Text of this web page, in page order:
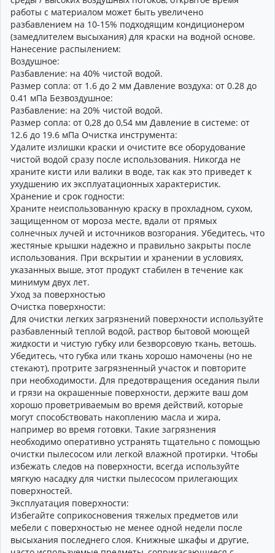
работы с материалом может быть увеличено
разбавлением на 10-15% подходящим кондиционером
(замедлителем высыхания) для краски на водной основе.
Нанесение распылением:
Воздушное:
Разбавление: на 40% чистой водой.
Размер сопла: от 1.6 до 2 мм Давление воздуха: от 0.28 до
0.41 мПа Безвоздушное:
Разбавление: на 20% чистой водой.
Размер сопла: от 0,28 до 0,54 мм Давление в системе: от
12.6 до 19.6 мПа Очистка инструмента:
Удалите излишки краски и очистите все оборудование
чистой водой сразу после использования. Никогда не
храните кисти или валики в воде, так как это приведет к
ухудшению их эксплуатационных характеристик.
Хранение и срок годности:
Храните неиспользованную краску в прохладном, сухом,
защищенном от мороза месте, вдали от прямых
солнечных лучей и источников возгорания. Убедитесь, что
жестяные крышки надежно и правильно закрыты после
использования. При вскрытии и хранении в условиях,
указанных выше, этот продукт стабилен в течение как
минимум двух лет.
Уход за поверхностью
Очистка поверхности:
Для очистки легких загрязнений поверхности используйте
разбавленный теплой водой, раствор бытовой моющей
жидкости и чистую губку или безворсовую ткань, ветошь.
Убедитесь, что губка или ткань хорошо намочены (но не
стекают), протрите загрязненный участок и повторите
при необходимости. Для предотвращения оседания пыли
и грязи на окрашенные поверхности, держите ваш дом
хорошо проветриваемым во время действий, которые
могут способствовать накоплению масла и жира,
например во время готовки. Такие загрязнения
необходимо оперативно устранять тщательно с помощью
очистки пылесосом или легкой влажной протирки. Чтобы
избежать следов на поверхности, всегда используйте
мягкую насадку для чистки пылесосом прилегающих
поверхностей.
Эксплуатация поверхности:
Избегайте соприкосновения тяжелых предметов или
мебели с поверхностью не менее одной недели после
высыхания последнего слоя. Книжные шкафы и другие,